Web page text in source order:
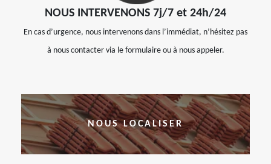
NOUS INTERVENONS 7j/7 et 24h/24
En cas d’urgence, nous intervenons dans l’immédiat, n’hésitez pas
à nous contacter via le formulaire ou à nous appeler.
NOUS LOCALISER